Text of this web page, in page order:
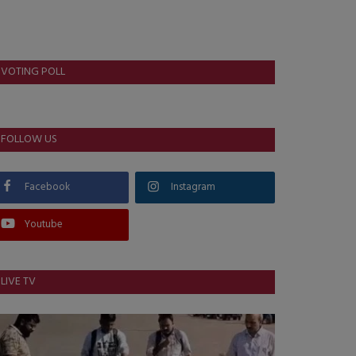
VOTING POLL
FOLLOW US
Facebook Instagram
Youtube
LIVE TV